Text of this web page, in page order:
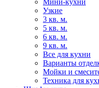
Мини-кухни
Узкие
3 кв. м.
5 кв. м.
6 кв. м.
9 кв. м.
Все для кухни
Варианты
Мойки и
Техника для